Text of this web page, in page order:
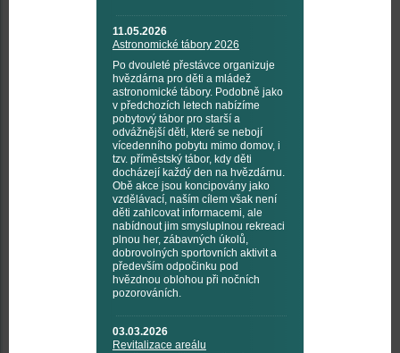
11.05.2026
Astronomické tábory 2026
Po dvouleté přestávce organizuje
hvězdárna pro děti a mládež
astronomické tábory. Podobně jako
v předchozích letech nabízíme
pobytový tábor pro starší a
odvážnější děti, které se nebojí
vícedenního pobytu mimo domov, i
tzv. příměstský tábor, kdy děti
docházejí každý den na hvězdárnu.
Obě akce jsou koncipovány jako
vzdělávací, naším cílem však není
děti zahlcovat informacemi, ale
nabídnout jim smysluplnou rekreaci
plnou her, zábavných úkolů,
dobrovolných sportovních aktivit a
především odpočinku pod
hvězdnou oblohou při nočních
pozorováních.
03.03.2026
Revitalizace areálu